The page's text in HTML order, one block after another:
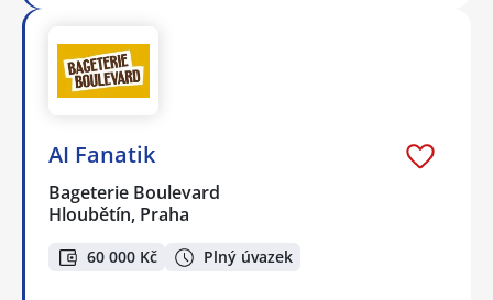
AI Fanatik
Bageterie Boulevard
Hloubětín, Praha
60 000 Kč Plný úvazek